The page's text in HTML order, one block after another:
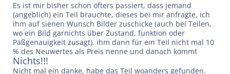
Es ist mir bisher schon öfters passiert, dass jemand
(angeblich) ein Teil brauchte, dieses bei mir anfragte, ich
ihm auf sienen Wunsch Bilder zuschicke (auch bei Teilen,
wo ein Bild garnichts über Zustand, funktion oder
Paßgenauigkeit zusagt), ihm dann für ein Teil nicht mal 10
% des Neuwertes als Preis nenne und danach kommt
Nichts!!!
Nicht mal ein danke, habe das Teil woanders gefunden.